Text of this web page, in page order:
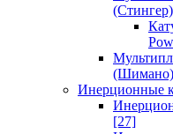
(Стингер)
(Шимано)
Инерционные
[27]